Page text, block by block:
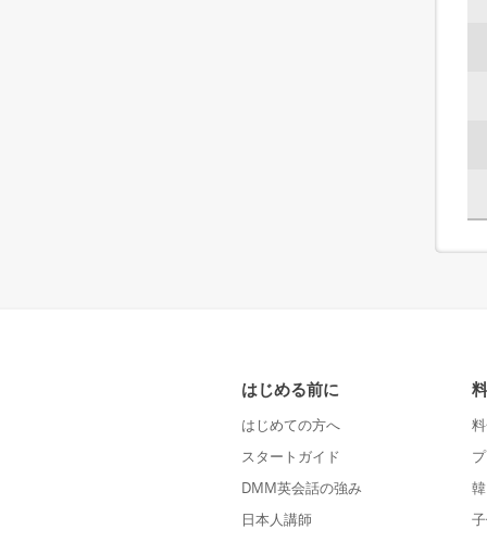
はじめる前に
はじめての方へ
スタートガイド
DMM英会話の強み
日本人講師